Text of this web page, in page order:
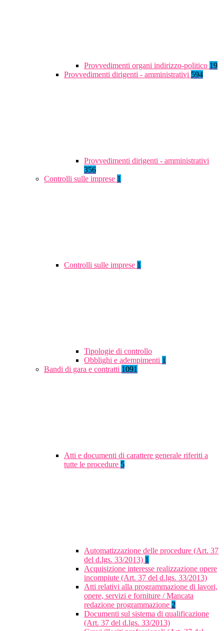
Provvedimenti organi indirizzo-politico 19
Provvedimenti dirigenti - amministrativi 594
Provvedimenti dirigenti - amministrativi
356
Controlli sulle imprese 1
Controlli sulle imprese 1
Tipologie di controllo
Obblighi e adempimenti 1
Bandi di gara e contratti 1091
Atti e documenti di carattere generale riferiti a
tutte le procedure 5
Automatizzazione delle procedure (Art. 37
del d.lgs. 33/2013) 1
Acquisizione interesse realizzazione opere
incompiute (Art. 37 del d.lgs. 33/2013)
Atti relativi alla programmazione di lavori,
opere, servizi e forniture / Mancata
redazione programmazione 2
Documenti sul sistema di qualificazione
(Art. 37 del d.lgs. 33/2013)